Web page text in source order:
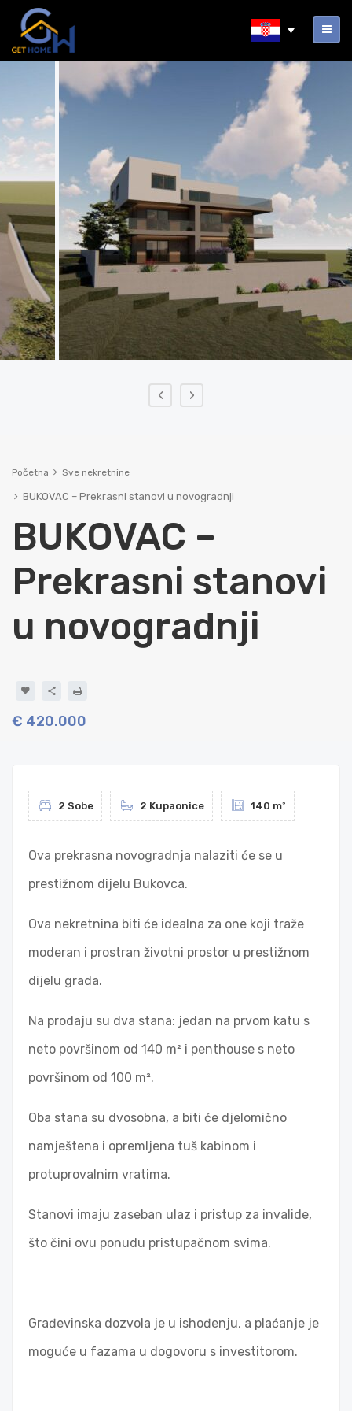
‹ ›
Početna Sve nekretnine
BUKOVAC – Prekrasni stanovi u novogradnji
BUKOVAC –
Prekrasni stanovi
u novogradnji
€ 420.000
2 Sobe 2 Kupaonice 140 m²
Ova prekrasna novogradnja nalaziti će se u
prestižnom dijelu Bukovca.
Ova nekretnina biti će idealna za one koji traže
moderan i prostran životni prostor u prestižnom
dijelu grada.
Na prodaju su dva stana: jedan na prvom katu s
neto površinom od 140 m² i penthouse s neto
površinom od 100 m².
Oba stana su dvosobna, a biti će djelomično
namještena i opremljena tuš kabinom i
protuprovalnim vratima.
Stanovi imaju zaseban ulaz i pristup za invalide,
što čini ovu ponudu pristupačnom svima.
Građevinska dozvola je u ishođenju, a plaćanje je
moguće u fazama u dogovoru s investitorom.